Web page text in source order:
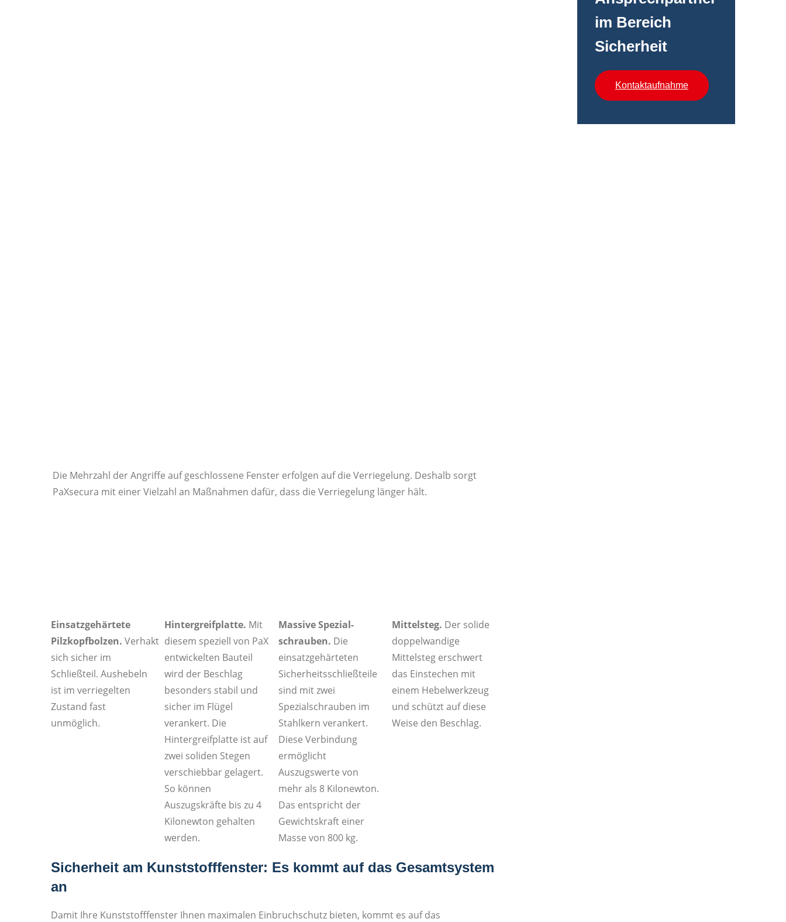
Die Mehrzahl der Angriffe auf geschlossene Fenster erfolgen auf die Verriegelung. Deshalb sorgt
PaXsecura mit einer Vielzahl an Maßnahmen dafür, dass die Verriegelung länger hält.
Einsatzgehärtete
Pilzkopfbolzen. Verhakt
sich sicher im
Schließteil. Aushebeln
ist im verriegelten
Zustand fast
unmöglich.
Hintergreifplatte. Mit
diesem speziell von PaX
entwickelten Bauteil
wird der Beschlag
besonders stabil und
sicher im Flügel
verankert. Die
Hintergreifplatte ist auf
zwei soliden Stegen
verschiebbar gelagert.
So können
Auszugskräfte bis zu 4
Kilonewton gehalten
werden.
Massive Spezial-
schrauben. Die
einsatzgehärteten
Sicherheitsschließteile
sind mit zwei
Spezialschrauben im
Stahlkern verankert.
Diese Verbindung
ermöglicht
Auszugswerte von
mehr als 8 Kilonewton.
Das entspricht der
Gewichtskraft einer
Masse von 800 kg.
Mittelsteg. Der solide
doppelwandige
Mittelsteg erschwert
das Einstechen mit
einem Hebelwerkzeug
und schützt auf diese
Weise den Beschlag.
Sicherheit am Kunststofffenster: Es kommt auf das Gesamtsystem
an
Damit Ihre Kunststofffenster Ihnen maximalen Einbruchschutz bieten, kommt es auf das
im Bereich
Sicherheit
Kontaktaufnahme